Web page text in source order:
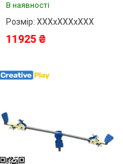
В наявності
Розмір: ХХХхХХХхХХХ
11925 ₴